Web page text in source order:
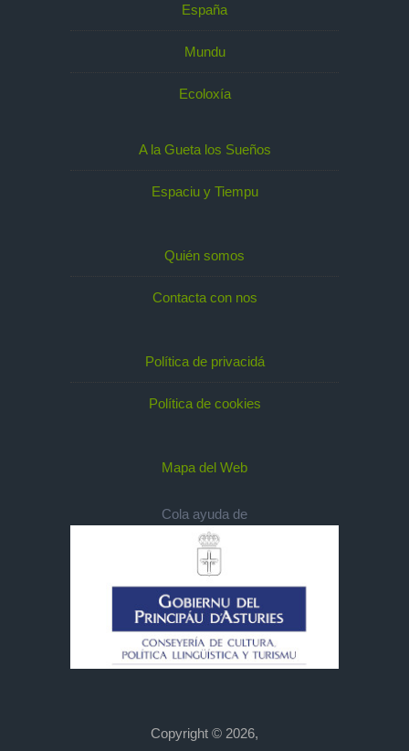
España
Mundu
Ecoloxía
A la Gueta los Sueños
Espaciu y Tiempu
Quién somos
Contacta con nos
Política de privacidá
Política de cookies
Mapa del Web
Cola ayuda de
Copyright © 2026,